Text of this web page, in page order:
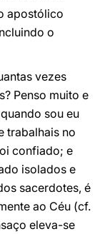
apostólico
o
vezes
Penso muito e
sou eu
trabalhais no
confiado; e
isolados e
sacerdotes, é
ao Céu (cf.
eleva-se